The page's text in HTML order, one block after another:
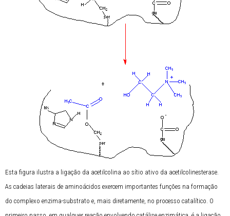
Esta figura ilustra a ligação da acetilcolina ao sítio ativo da acetilcolinesterase.
As cadeias laterais de aminoácidos exercem importantes funções na formação
do complexo enzima-substrato e, mais diretamente, no processo catalítico. O